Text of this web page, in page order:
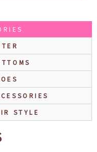
STYLE